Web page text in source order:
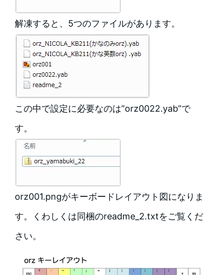
解凍すると、5つのファイルがあります。
この中で設定に必要なのは”orz0022.yab”で
す。
orz001.pngがキーボードレイアウト図になりま
す。くわしくは同梱のreadme_2.txtをご覧くだ
さい。